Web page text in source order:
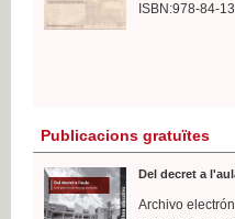
ISBN:978-84-
Publicacions gratuïtes
Del decret a
Archivo